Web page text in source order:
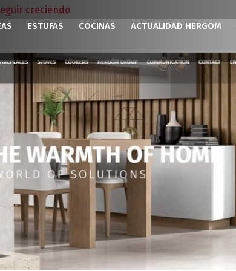
ESTUFAS COCINAS ACTUALIDAD HERGOM
creciendo